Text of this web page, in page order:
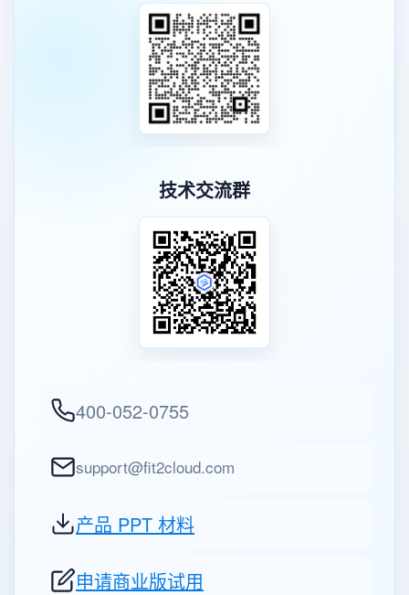
技术交流群
400-052-0755
support@fit2cloud.com
产品 PPT 材料
申请商业版试用